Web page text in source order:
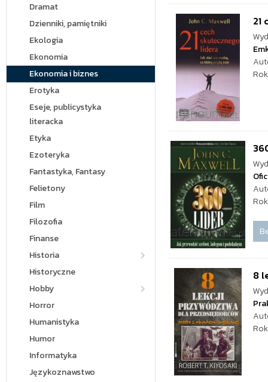
Dramat
Dzienniki, pamiętniki
Ekologia
Ekonomia
Ekonomia i biznes
Erotyka
Eseje, publicystyka
literacka
Etyka
Ezoteryka
Fantastyka, Fantasy
Felietony
Film
Filozofia
Finanse
Historia
Historyczne
Hobby
Horror
Humanistyka
Humor
Informatyka
Językoznawstwo
21
8